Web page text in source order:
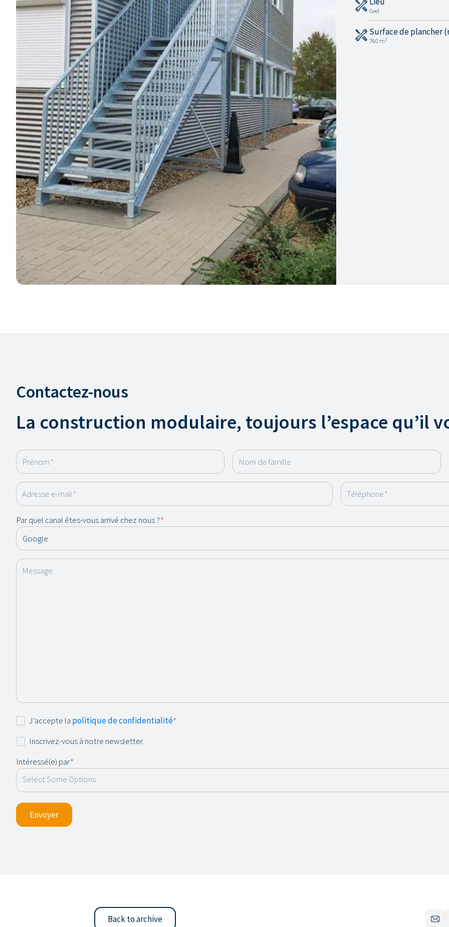
Geel
Surface de plancher
760 m²
Contactez-nous
La construction modulaire, toujours l’espace qu’il
Prénom* Nom de famille
Adresse e-mail* Téléphone*
Par quel canal êtes-vous arrivé chez nous ?*
Message
Consentement
J’accepte la politique de confidentialité*
Newsletter
Inscrivez-vous à notre newsletter.
Intéressé(e) par*
Envoyer
Back to archive